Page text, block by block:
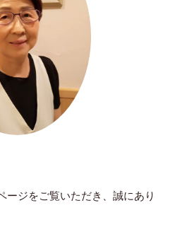
ージをご覧いただき、誠にあり